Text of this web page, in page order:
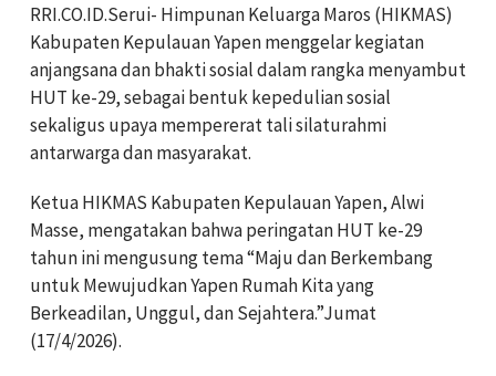
RRI.CO.ID.Serui- Himpunan Keluarga Maros (HIKMAS)
Kabupaten Kepulauan Yapen menggelar kegiatan
anjangsana dan bhakti sosial dalam rangka menyambut
HUT ke-29, sebagai bentuk kepedulian sosial
sekaligus upaya mempererat tali silaturahmi
antarwarga dan masyarakat.
Ketua HIKMAS Kabupaten Kepulauan Yapen, Alwi
Masse, mengatakan bahwa peringatan HUT ke-29
tahun ini mengusung tema “Maju dan Berkembang
untuk Mewujudkan Yapen Rumah Kita yang
Berkeadilan, Unggul, dan Sejahtera.”Jumat
(17/4/2026).